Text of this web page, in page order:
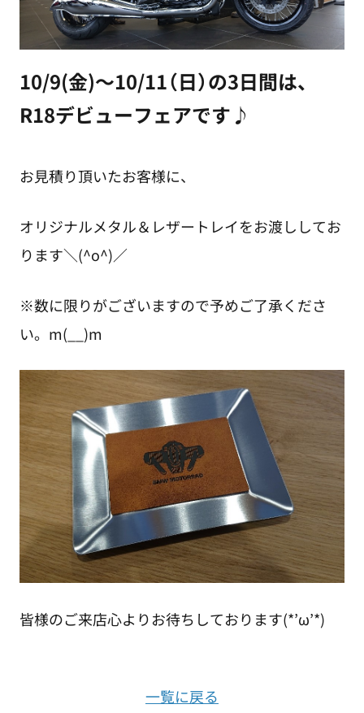
10/9(金)～10/11（日）の3日間は、
R18デビューフェアです♪
お見積り頂いたお客様に、
オリジナルメタル＆レザートレイをお渡ししてお
ります＼(^o^)／
※数に限りがございますので予めご了承くださ
い。m(__)m
皆様のご来店心よりお待ちしております(*’ω’*)
一覧に戻る